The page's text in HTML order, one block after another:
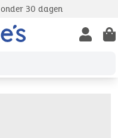
onder 30 dagen
Open